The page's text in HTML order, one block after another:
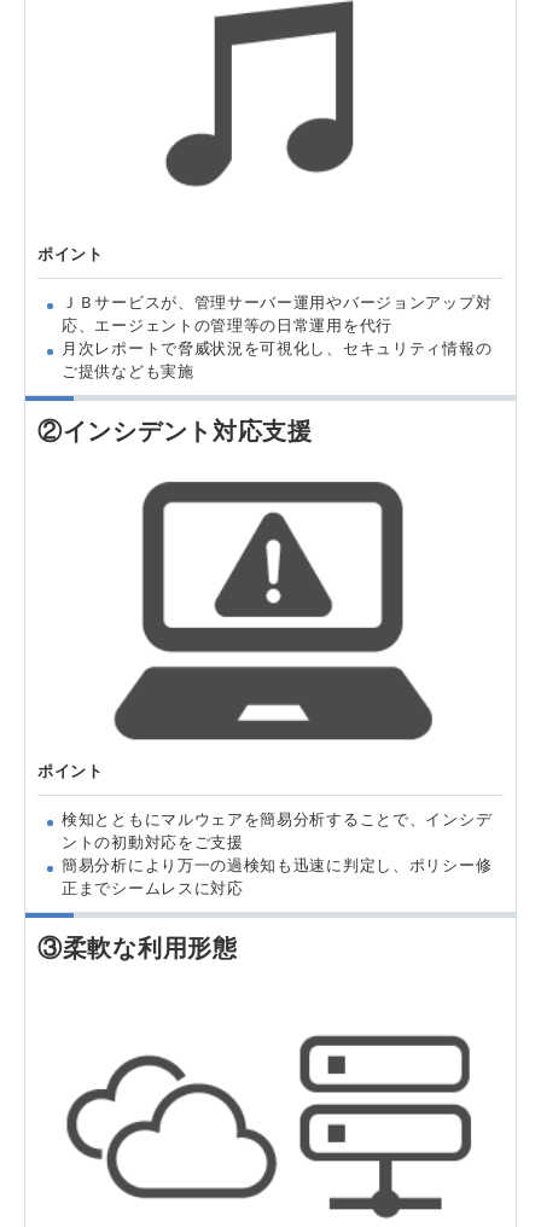
ポイント
ＪＢサービスが、管理サーバー運用やバージョンアップ対
応、エージェントの管理等の日常運用を代行
月次レポートで脅威状況を可視化し、セキュリティ情報の
ご提供なども実施
②インシデント対応支援
ポイント
検知とともにマルウェアを簡易分析することで、インシデ
ントの初動対応をご支援
簡易分析により万一の過検知も迅速に判定し、ポリシー修
正までシームレスに対応
③柔軟な利用形態